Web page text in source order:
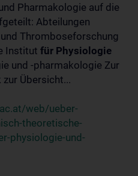
Pharmakologie auf die
Abteilungen
Thromboseforschung
Institut für Physiologie
und -pharmakologie Zur
Übersicht...
web/ueber-
theoretische-
physiologie-und-